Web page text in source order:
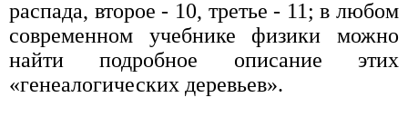
распада, второе - 10, третье - 11; в любом
современном учебнике физики можно
найти подробное описание этих
«генеалогических деревьев».